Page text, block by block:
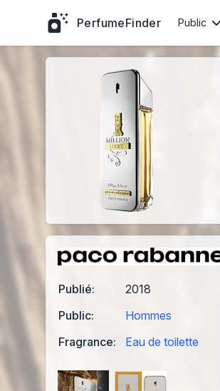
PerfumeFinder Public
Publié:
2018
Public:
Hommes
Fragrance:
Eau de toilette